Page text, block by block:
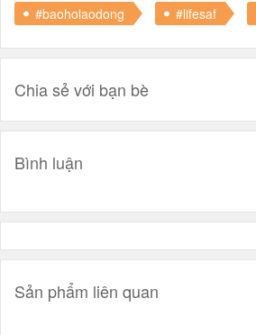
#baoholaodong
#lifesaf
Chia sẻ với bạn bè
Bình luận
Sản phẩm liên quan